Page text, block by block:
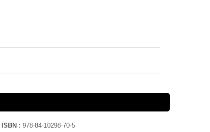
ISBN : 978-84-10298-70-5